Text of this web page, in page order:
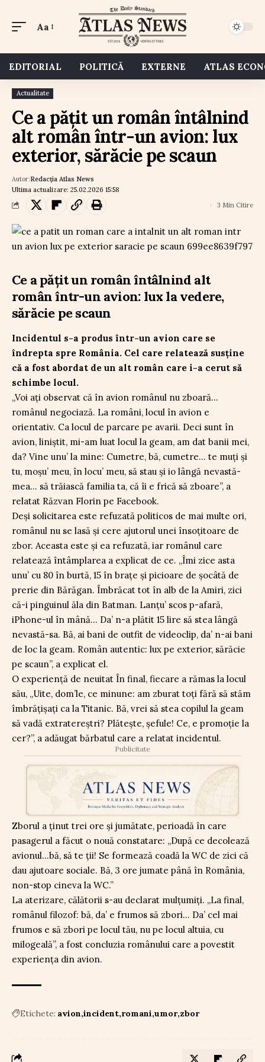
Aa
EDITORIAL POLITICĂ EXTERNE ATLAS
Actualitate
Ce a pățit un român întâlnind
alt român într-un avion: lux
exterior, sărăcie pe scaun
Ultima actualizare: 25.02.2026 15:58
Autor:Redacția Atlas News
3 Min Citire
Ce a pățit un român întâlnind alt
român într-un avion: lux la vedere,
sărăcie pe scaun
Incidentul s-a produs într-un avion care se
îndrepta spre România. Cel care relatează susține
că a fost abordat de un alt român care i-a cerut să
schimbe locul.
„Voi ați observat că în avion românul nu zboară…
românul negociază. La români, locul în avion e
orientativ. Ca locul de parcare pe avarii. Deci sunt în
avion, liniștit, mi-am luat locul la geam, am dat banii mei,
da? Vine unu’ la mine: Cumetre, bă, cumetre… te muți și
tu, moșu’ meu, în locu’ meu, să stau și io lângă nevastă-
mea… să trăiască familia ta, că îi e frică să zboare”, a
relatat Răzvan Florin pe Facebook.
Deși solicitarea este refuzată politicos de mai multe ori,
românul nu se lasă și cere ajutorul unei însoțitoare de
zbor. Aceasta este și ea refuzată, iar românul care
relatează întâmplarea a explicat de ce. „Îmi zice asta
unu’ cu 80 în burtă, 15 în brațe și picioare de șocâtă de
prerie din Bărăgan. Îmbrăcat tot în alb de la Amiri, zici
că-i pinguinul ăla din Batman. Lanțu’ scos p-afară,
iPhone-ul în mână… Da’ n-a plătit 15 lire să stea lângă
nevastă-sa. Bă, ai bani de outfit de videoclip, da’ n-ai bani
de loc la geam. Român autentic: lux pe exterior, sărăcie
pe scaun”, a explicat el.
O experiență de neuitat În final, fiecare a rămas la locul
său, „Uite, dom’le, ce minune: am zburat toți fără să stăm
îmbrățișați ca la Titanic. Bă, vrei să stea copilul la geam
să vadă extratereștri? Plătește, șefule! Ce, e promoție la
cer?”, a adăugat bărbatul care a relatat incidentul.
Publicitate
Zborul a ținut trei ore și jumătate, perioadă în care
pasagerul a făcut o nouă constatare: „După ce decolează
avionul…bă, să te ții! Se formează coadă la WC de zici că
dau ajutoare sociale. Bă, 3 ore jumate până în România,
non-stop cineva la WC.”
La aterizare, călătorii s-au declarat mulțumiți. „La final,
românul filozof: bă, da’ e frumos să zbori… Da’ cel mai
frumos e să zbori pe locul tău, nu pe locul altuia, cu
milogeală”, a fost concluzia românului care a povestit
experiența din avion.
Etichete: avion incident romani umor zbor